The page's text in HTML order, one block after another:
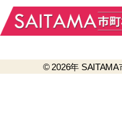
© 2026年